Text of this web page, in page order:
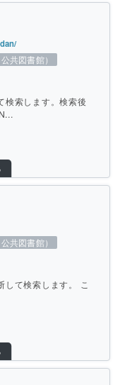
横断して検索（カー
館の蔵書検索および
地域で絞り込んで横
です。
共図書館）
検索します。検索後
横断して検索（カー
書館を横断して検索
サーチ、ジャパンサ
共図書館）
して検索します。 こ